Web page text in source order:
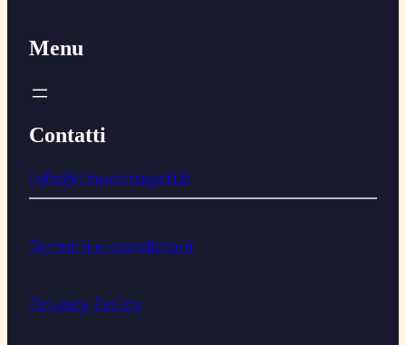
Menu
Contatti
info@tinocarugati.it
Termini e condizioni
Privacy Policy